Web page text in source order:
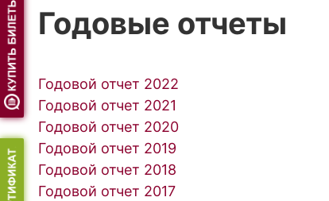
навигации
Годовые отчеты
Годовой отчет 2022
Годовой отчет 2021
Годовой отчет 2020
Годовой отчет 2019
Годовой отчет 2018
Годовой отчет 2017